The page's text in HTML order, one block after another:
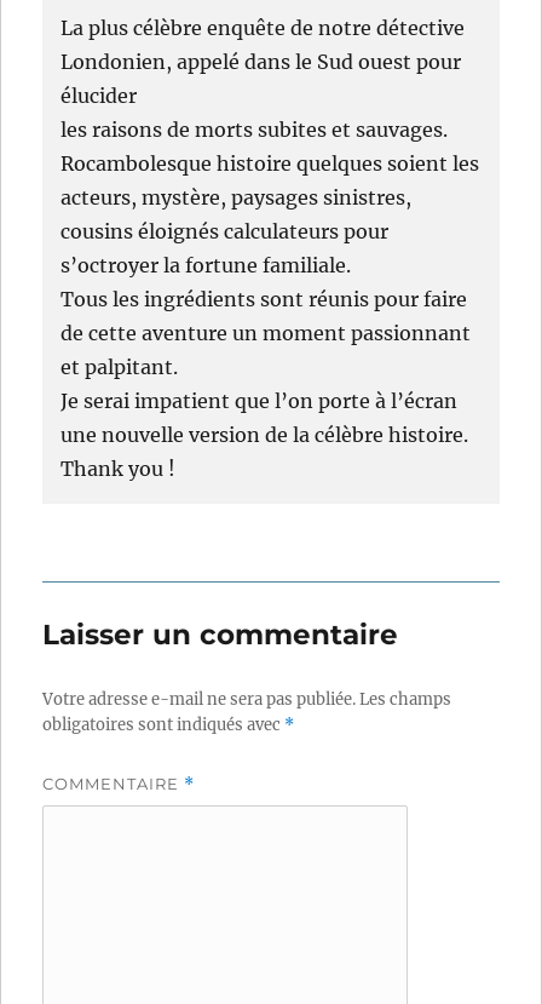
La plus célèbre enquête de notre détective
Londonien, appelé dans le Sud ouest pour
élucider
les raisons de morts subites et sauvages.
Rocambolesque histoire quelques soient les
acteurs, mystère, paysages sinistres,
cousins éloignés calculateurs pour
s’octroyer la fortune familiale.
Tous les ingrédients sont réunis pour faire
de cette aventure un moment passionnant
et palpitant.
Je serai impatient que l’on porte à l’écran
une nouvelle version de la célèbre histoire.
Thank you !
Laisser un commentaire
Votre adresse e-mail ne sera pas publiée.Les champs
obligatoires sont indiqués avec *
COMMENTAIRE *